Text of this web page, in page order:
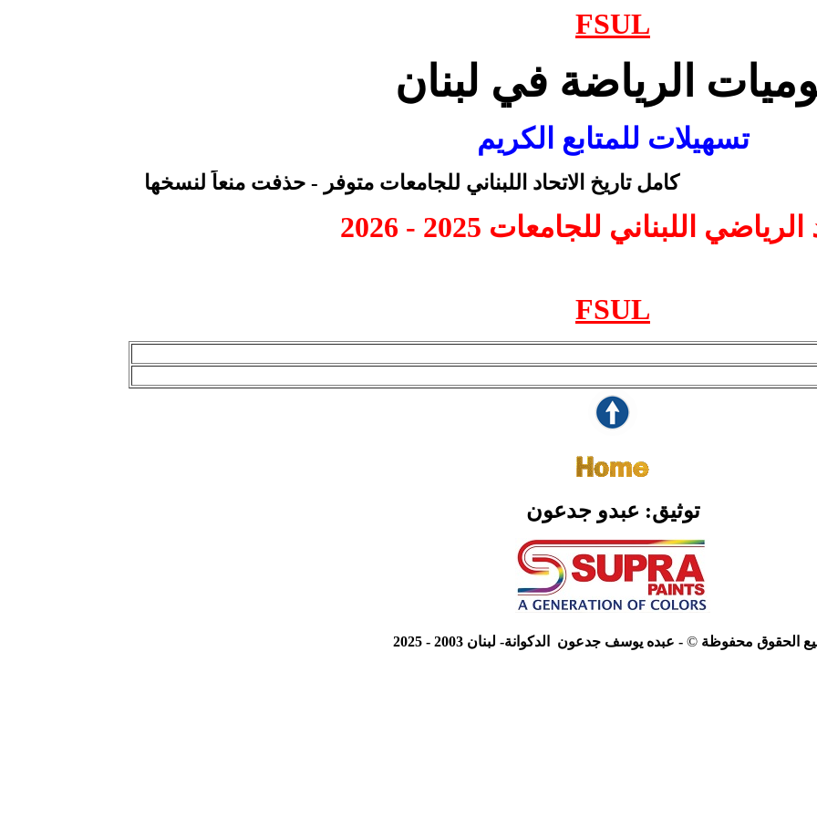
FSUL
الرياضة في لبنان
تسهيلات للمتابع الكريم
كامل تاريخ الاتحاد اللبناني للجامعات متوفر - حذفت منعاً لنسخها
اللبناني للجامعات 2025 - 2026
FSUL
توثيق: عبدو جدعون
الحقوق محفوظة©- عبده يوسف جدعون الدكوانة- لبنان 2003 - 2025